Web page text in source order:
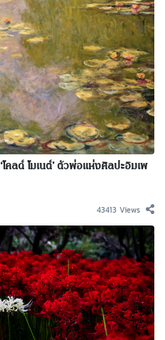
โคลด์ โมเนต์’ ตัวพ่อแห่งศิลปะอิมเพ
43413 Views